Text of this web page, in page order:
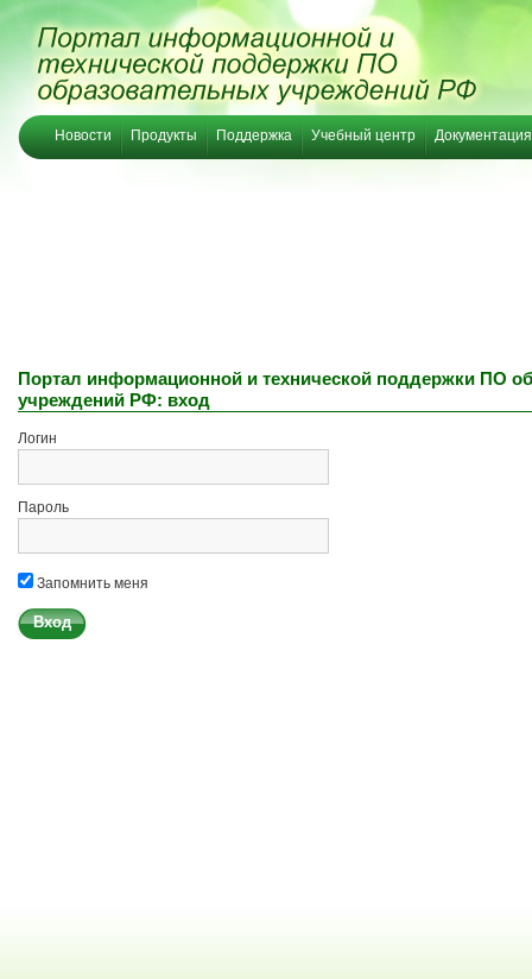
Новости Продукты Поддержка Учебный центр Документация
Портал информационной и технической поддержки ПО
учреждений РФ: вход
Логин
Пароль
Запомнить меня